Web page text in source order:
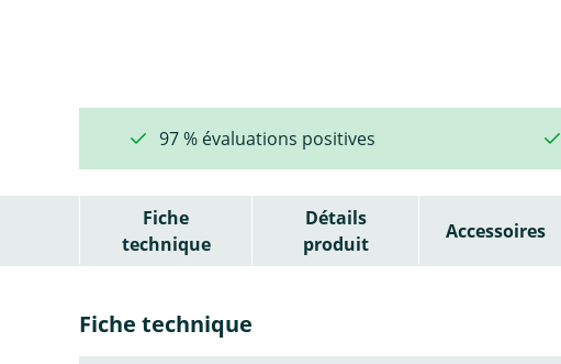
97 % évaluations positives
Fiche
technique
Détails
produit
Accessoires
Fiche technique